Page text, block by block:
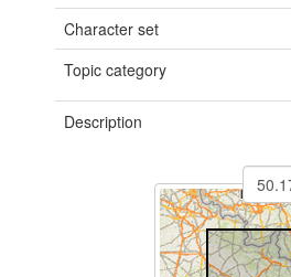
Character set
Topic category
Description